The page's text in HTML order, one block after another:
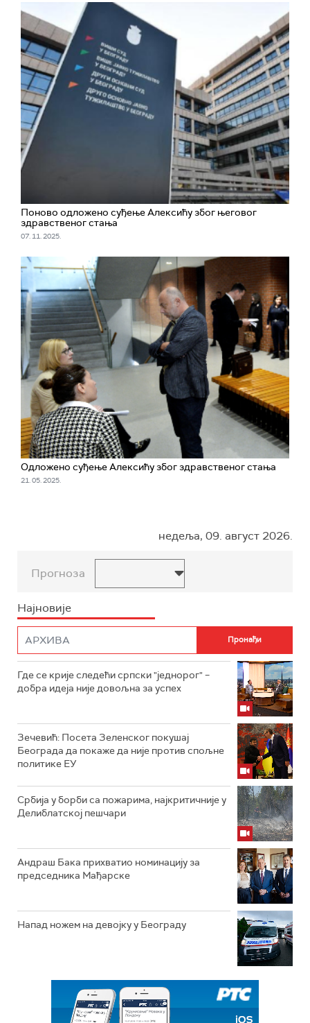
Поново одложено суђење Алексићу због његовог
здравственог стања
07. 11. 2025.
Одложено суђење Алексићу због здравственог стања
21. 05. 2025.
недеља, 09. август 2026.
Прогноза
Најновије
Где се крије следећи српски "једнорог" –
добра идеја није довољна за успех
Зечевић: Посета Зеленског покушај
Београда да покаже да није против спољне
политике ЕУ
Србија у борби са пожарима, најкритичније у
Делиблатској пешчари
Андраш Бака прихватио номинацију за
председника Мађарске
Напад ножем на девојку у Београду